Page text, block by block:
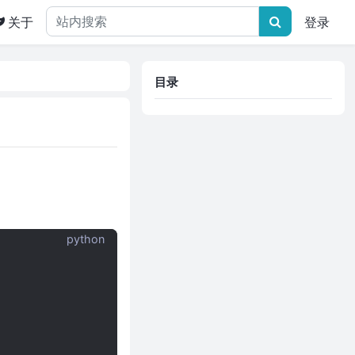
关于 登录
python
目录